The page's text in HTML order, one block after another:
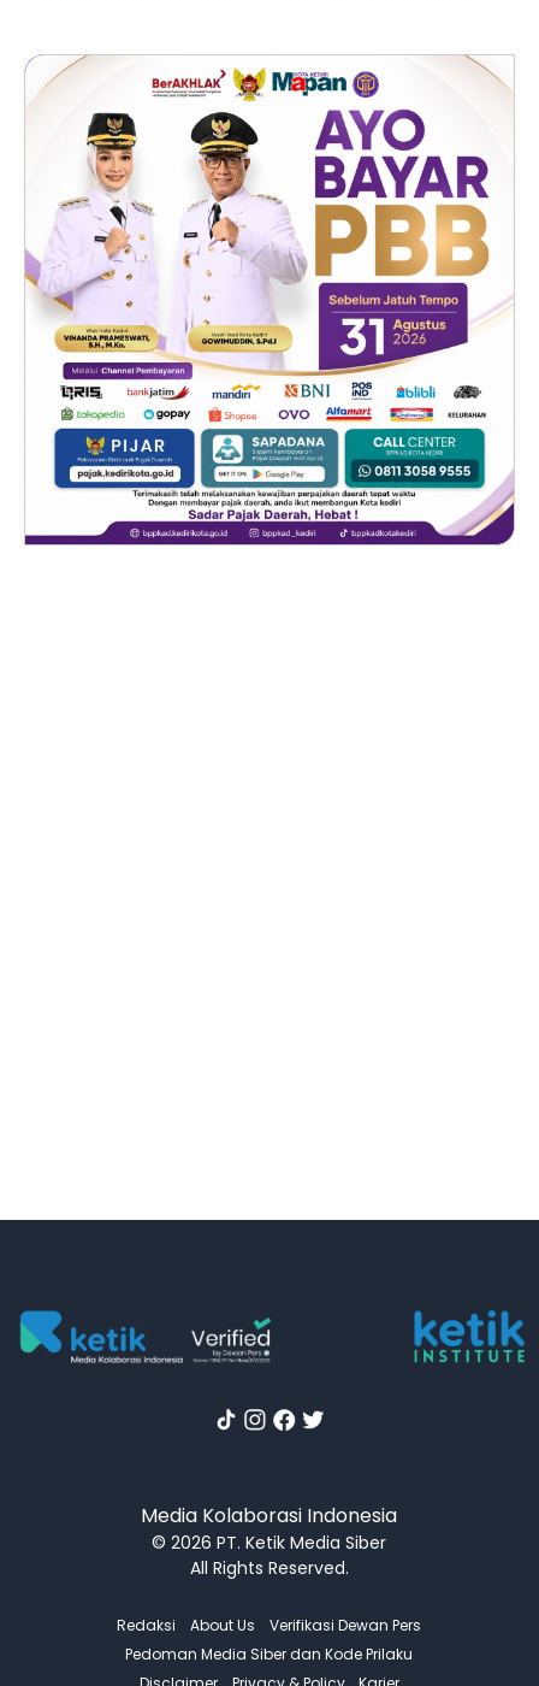
Media Kolaborasi Indonesia
© 2026 PT. Ketik Media Siber
All Rights Reserved.
Redaksi About Us
Verifikasi Dewan Pers
Pedoman Media Siber dan Kode Prilaku